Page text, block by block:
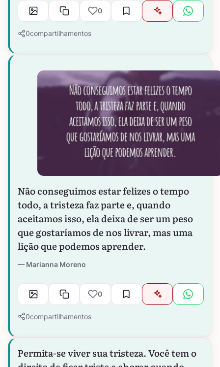
0
0compartilhamentos
Não conseguimos estar felizes o tempo
todo, a tristeza faz parte e, quando
aceitamos isso, ela deixa de ser um peso
que gostaríamos de nos livrar, mas uma
lição que podemos aprender.
Marianna Moreno
0
0compartilhamentos
Permita-se viver sua tristeza. Você tem o